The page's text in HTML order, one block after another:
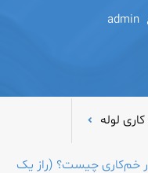
admin
لوله
در خم‌کاری چیست؟ (راز یک